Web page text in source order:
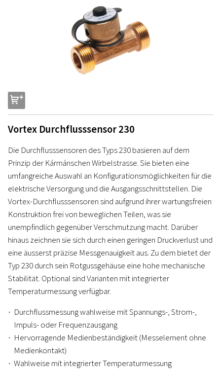
s
Vortex Durchflusssensor 230
Die Durchflusssensoren des Typs 230 basieren auf dem
Prinzip der Kármánschen Wirbelstrasse. Sie bieten eine
umfangreiche Auswahl an Konfigurationsmöglichkeiten für die
elektrische Versorgung und die Ausgangsschnittstellen. Die
Vortex-Durchflusssensoren sind aufgrund ihrer wartungsfreien
Konstruktion frei von beweglichen Teilen, was sie
unempfindlich gegenüber Verschmutzung macht. Darüber
hinaus zeichnen sie sich durch einen geringen Druckverlust und
eine äusserst präzise Messgenauigkeit aus. Zu dem bietet der
Typ 230 durch sein Rotgussgehäuse eine hohe mechanische
Stabilität. Optional sind Varianten mit integrierter
Temperaturmessung verfügbar.
Durchflussmessung wahlweise mit Spannungs-, Strom-,
Impuls- oder Frequenzausgang
Hervorragende Medienbeständigkeit (Messelement ohne
Medienkontakt)
Wahlweise mit integrierter Temperaturmessung